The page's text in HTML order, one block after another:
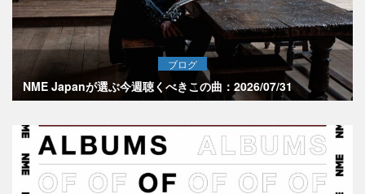
ブログ
NME Japanが選ぶ今週聴くべきこの曲：2026/07/31